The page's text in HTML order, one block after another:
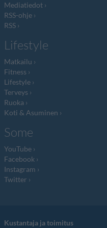
Mediatiedot
RSS-ohje
RSS
Lifestyle
Matkailu
Fitness
Lifestyle
Terveys
Ruoka
Koti & Asuminen
Some
YouTube
Facebook
Instagram
Twitter
Kustantaja ja toimitus